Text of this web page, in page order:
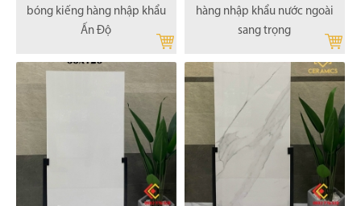
bóng kiếng hàng nhập khẩu
Ấn Độ
hàng nhập khẩu nước ngoài
sang trọng